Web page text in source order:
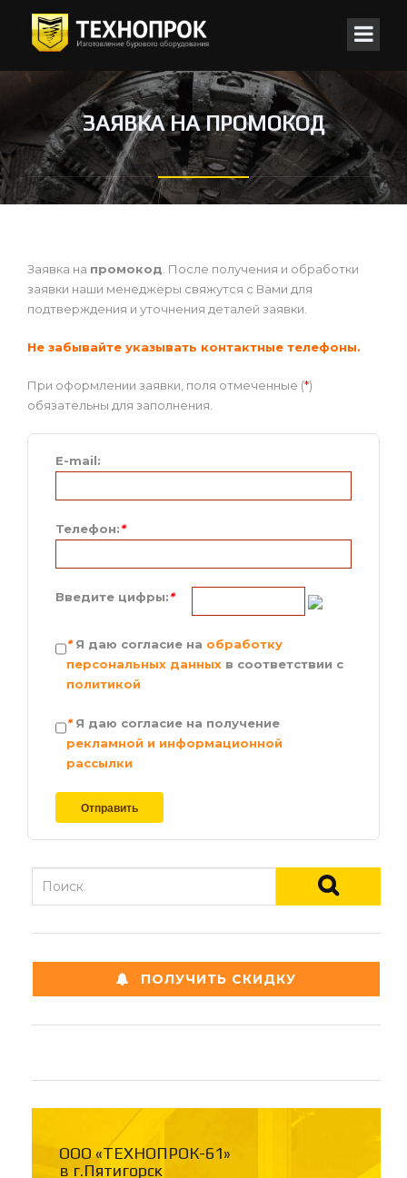
ЗАЯВКА НА ПРОМОКОД
Заявка на промокод . После получения и обработки
заявки наши менеджеры свяжутся с Вами для
подтверждения и уточнения деталей заявки.
Не забывайте указывать контактные телефоны.
При оформлении заявки, поля отмеченные (*)
обязательны для заполнения.
E-mail:
Телефон:*
Введите цифры:*
*Я даю согласие на обработку
персональных данных в соответствии с
политикой
*Я даю согласие на получение
рекламной и информационной
рассылки
ПОЛУЧИТЬ СКИДКУ
ООО «ТЕХНОПРОК-61»
в г.Пятигорск